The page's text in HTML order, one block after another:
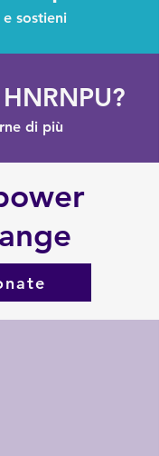
e sostieni
di più